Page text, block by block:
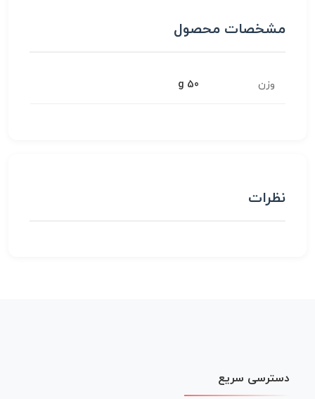
مشخصات محصول
وزن 50 g
نظرات
دسترسی سریع